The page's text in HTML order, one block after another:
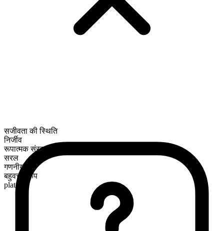
सजीवता की स्थिति
निर्जीव
रूपात्मक संरचना
सरल
गणनीय
बहुवचन रूप
plates